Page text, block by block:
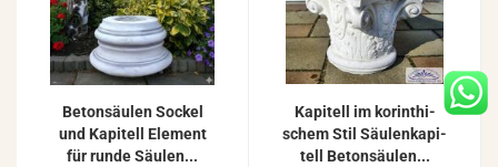
Be­ton­säu­len So­ckel
und Ka­pi­tell Ele­ment
für runde Säu­len...
Ka­pi­tell im ko­rin­thi­
schem Stil Säu­len­ka­pi­
tell Be­ton­säu­len...